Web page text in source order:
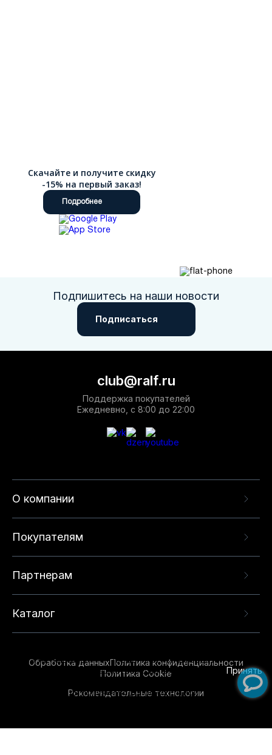
Скачайте и получите скидку
-15% на первый заказ!
Подробнее
Подпишитесь на наши новости
Подписаться
О компании
Покупателям
Партнерам
Каталог
club@ralf.ru
Поддержка покупателей
Ежедневно, с 8:00 до 22:00
Обработка данныхПолитика конфиденциальности
Политика Cookie
Рекомендательные технологии
опыта на нашем сайте. Продолжая использовать
данный сайт, вы соглашаетесь с использованием
технологий. Для получения дополнительной
Принять